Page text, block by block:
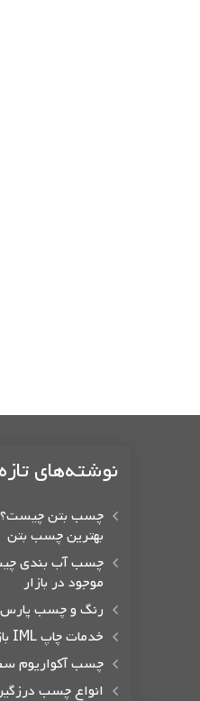
نوشته‌های تازه
چسب بتن چیست؟
بهترین چسب بتن
چسب آب بندی
موجود در بازار
رنگ و چسب پارس
خدمات چاپ IML بازرگانی خدیو
چسب آکواریوم
انواع چسب